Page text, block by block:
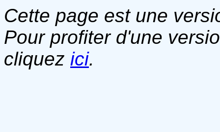
Cette page est une
Pour profiter d'une
cliquez ici.